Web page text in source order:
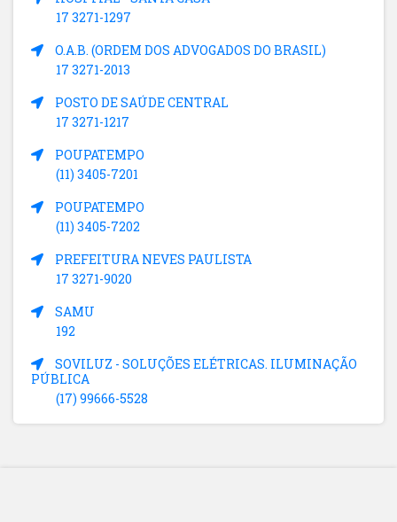
17 3271-1297
O.A.B. (ORDEM DOS ADVOGADOS DO BRASIL)
17 3271-2013
POSTO DE SAÚDE CENTRAL
17 3271-1217
POUPATEMPO
(11) 3405-7201
POUPATEMPO
(11) 3405-7202
PREFEITURA NEVES PAULISTA
17 3271-9020
SAMU
192
SOVILUZ - SOLUÇÕES ELÉTRICAS. ILUMINAÇÃO
PÚBLICA
(17) 99666-5528